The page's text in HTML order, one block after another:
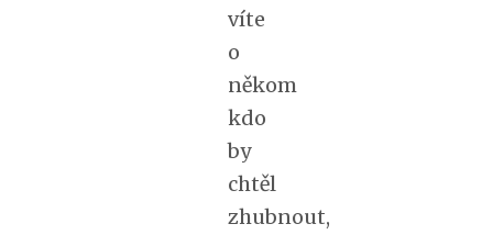
víte
o
někom
kdo
by
chtěl
zhubnout,